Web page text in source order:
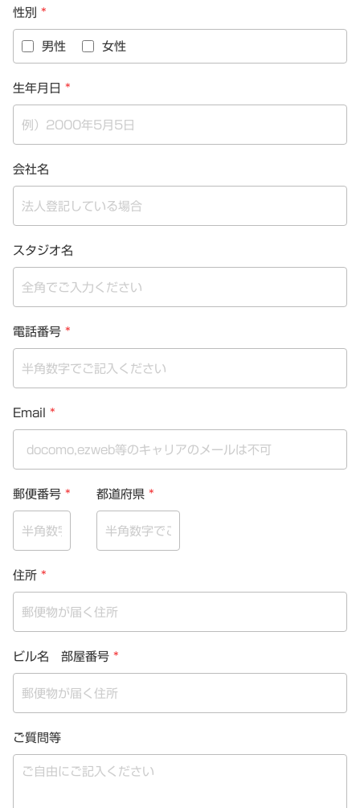
性別 *
男性
女性
生年月日 *
会社名
スタジオ名
電話番号*
Email *
郵便番号* 都道府県*
住所*
ビル名 部屋番号*
ご質問等